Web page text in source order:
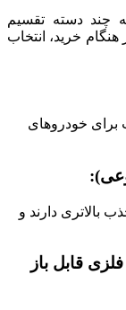
چند دسته تقسیم
خرید، انتخاب
برای خودروهای
):
بالاتری دارند و
قابل باز